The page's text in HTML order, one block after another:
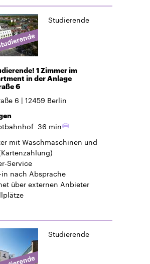
Studierende
1 Zimmer im
in der Anlage
6
6 12459 Berlin
36 min
mit Waschmaschinen und
Service
nach Absprache
über externen Anbieter
Studierende